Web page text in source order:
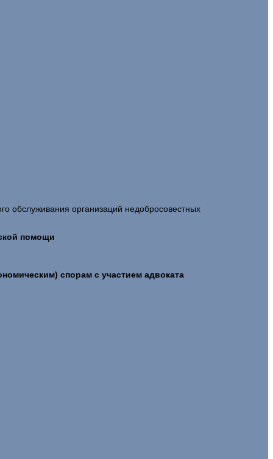
обслуживания организаций недобросовестных
помощи
спорам с участием адвоката